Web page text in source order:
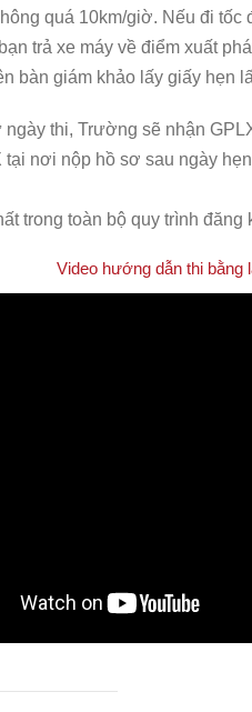
quá 10km/giờ. Nếu đi
trả xe máy về điểm xuất
bàn giám khảo lấy giấy hẹn
thi, Trường sẽ nhận
nơi nộp hồ sơ sau ngày
trong toàn bộ quy trình đăng
Video hướng dẫn thi bằng